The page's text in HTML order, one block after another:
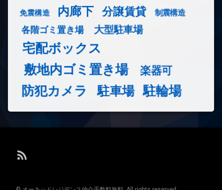
免震構造 内廊下 分譲賃貸 制震構造
各階ゴミ置き場 大型駐車場
宅配ボックス
敷地内ゴミ置き場
楽器可
防犯カメラ 駐車場 駐輪場
RSS